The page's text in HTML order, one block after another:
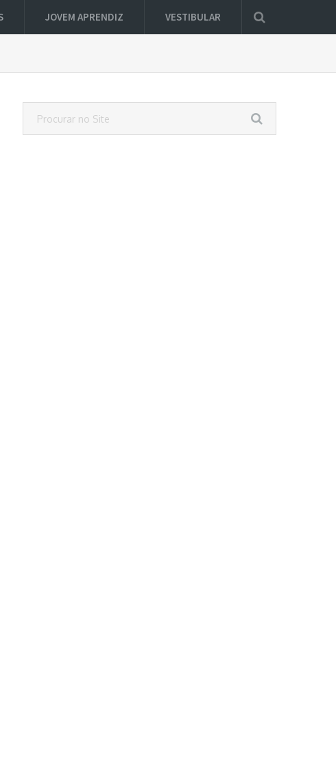
JOVEM APRENDIZ VESTIBULAR